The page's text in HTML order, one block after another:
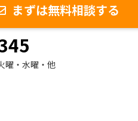
まずは無料相談する
曜・水曜・他